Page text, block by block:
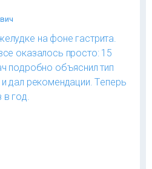
на фоне гастрита.
оказалось просто: 15
подробно объяснил тип
и дал рекомендации. Теперь
в год.